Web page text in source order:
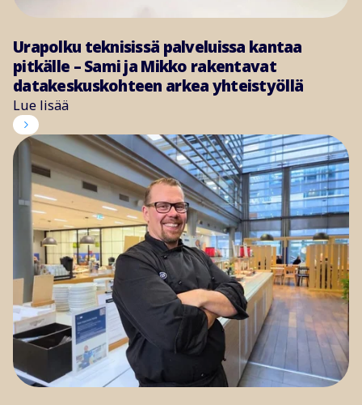
Urapolku teknisissä palveluissa kantaa
pitkälle – Sami ja Mikko rakentavat
datakeskuskohteen arkea yhteistyöllä
Lue lisää